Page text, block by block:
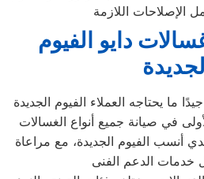
دايو الفيوم
الجديدة
في صيانة جميع أنواع الغسالات
أنسب الفيوم الجديدة، مع مراعاة